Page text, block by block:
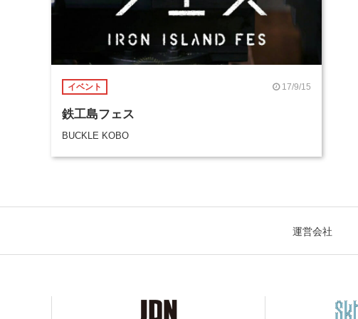
イベント 17/9/15
鉄工島フェス
BUCKLE KOBO
運営会社